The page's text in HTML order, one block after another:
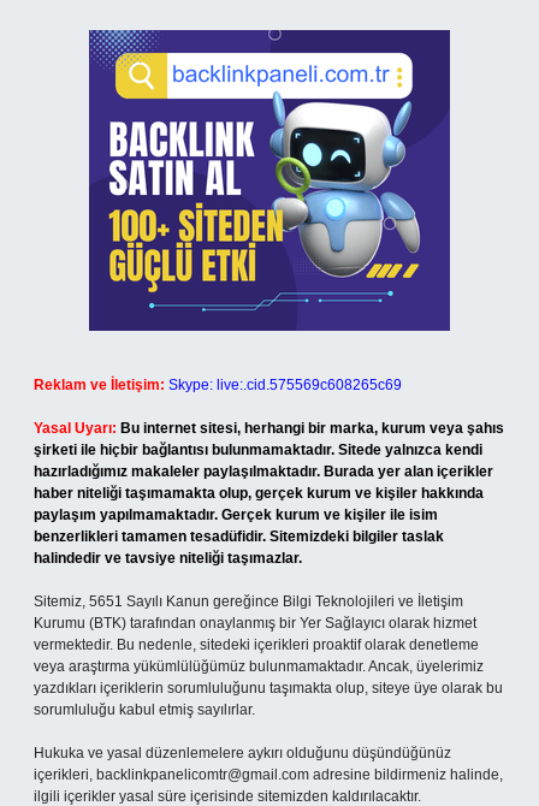
Reklam ve İletişim: Skype: live:.cid.575569c608265c69
Yasal Uyarı: Bu internet sitesi, herhangi bir marka, kurum veya şahıs
şirketi ile hiçbir bağlantısı bulunmamaktadır. Sitede yalnızca kendi
hazırladığımız makaleler paylaşılmaktadır. Burada yer alan içerikler
haber niteliği taşımamakta olup, gerçek kurum ve kişiler hakkında
paylaşım yapılmamaktadır. Gerçek kurum ve kişiler ile isim
benzerlikleri tamamen tesadüfidir. Sitemizdeki bilgiler taslak
halindedir ve tavsiye niteliği taşımazlar.
Sitemiz, 5651 Sayılı Kanun gereğince Bilgi Teknolojileri ve İletişim
Kurumu (BTK) tarafından onaylanmış bir Yer Sağlayıcı olarak hizmet
vermektedir. Bu nedenle, sitedeki içerikleri proaktif olarak denetleme
veya araştırma yükümlülüğümüz bulunmamaktadır. Ancak, üyelerimiz
yazdıkları içeriklerin sorumluluğunu taşımakta olup, siteye üye olarak bu
sorumluluğu kabul etmiş sayılırlar.
Hukuka ve yasal düzenlemelere aykırı olduğunu düşündüğünüz
içerikleri, backlinkpanelicomtr@gmail.com adresine bildirmeniz halinde,
ilgili içerikler yasal süre içerisinde sitemizden kaldırılacaktır.